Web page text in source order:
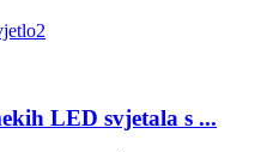
LED svjetala s ...